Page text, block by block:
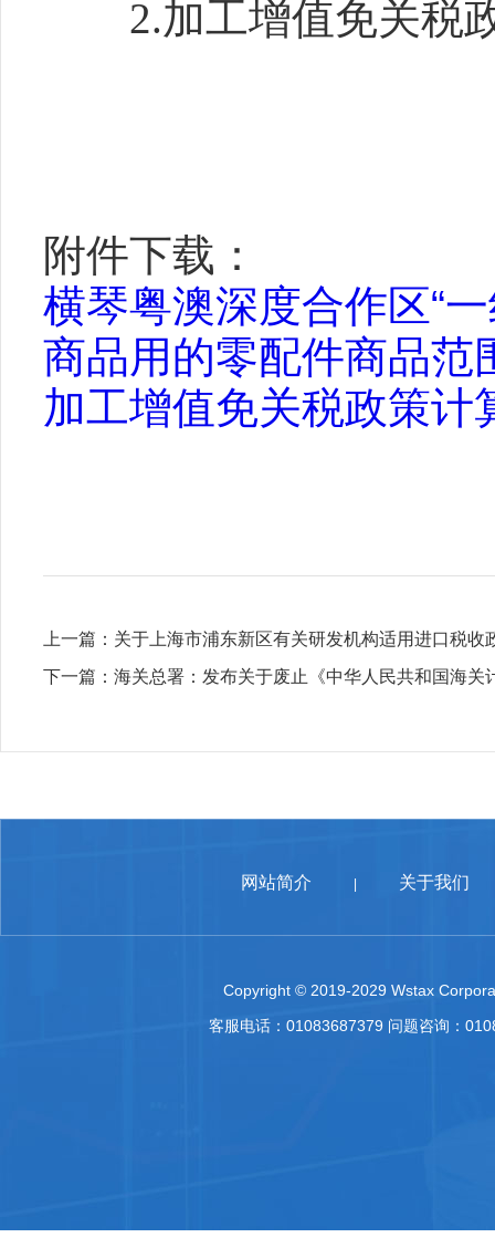
2.加工增值免关税
附件下载：
横琴粤澳深度合作区“
商品用的零配件商品范
加工增值免关税政策计
上一篇： 关于上海市浦东新区有关研发机构适用进口税收
下一篇： 海关总署：发布关于废止《中华人民共和国海
网站简介 关于我们
Copyright © 2019-2029 Wstax
客服电话：01083687379 问题咨询：